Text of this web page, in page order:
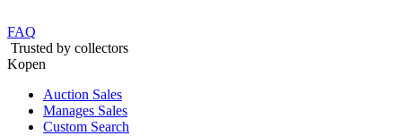
FAQ
Trusted by collectors
Kopen
Auction Sales
Manages Sales
Custom Search